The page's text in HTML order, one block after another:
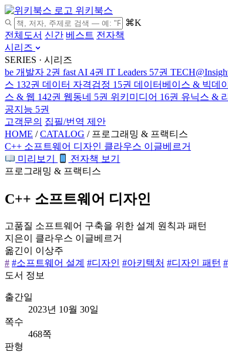
위키북스
⌘K
전체도서 신간 베스트 전자책
시리즈
SERIES · 시리즈
be 개발자 2권 fast AI 4권 IT Leaders 57권
스 132권 데이터 자격검정 15권 데이터베이스 & 빅데
스 & 웹 142권 웹동네 5권 위키미디어 16권 유닉스 &
공지능 5권
고객문의 집필/번역 제안
HOME / CATALOG / 프로그래밍 & 프랙티스
C++ 소프트웨어 디자인 클라우스 이글베르거
미리보기
전자책 보기
프로그래밍 & 프랙티스
C++ 소프트웨어 디자인
고품질 소프트웨어 구축을 위한 설계 원칙과 패턴
지은이
클라우스 이글베르거
옮긴이
이상주
# #소프트웨어 설계 #디자인 #아키텍처 #디자인 패턴
도서 정보
출간일
2023년 10월 30일
쪽수
468쪽
판형